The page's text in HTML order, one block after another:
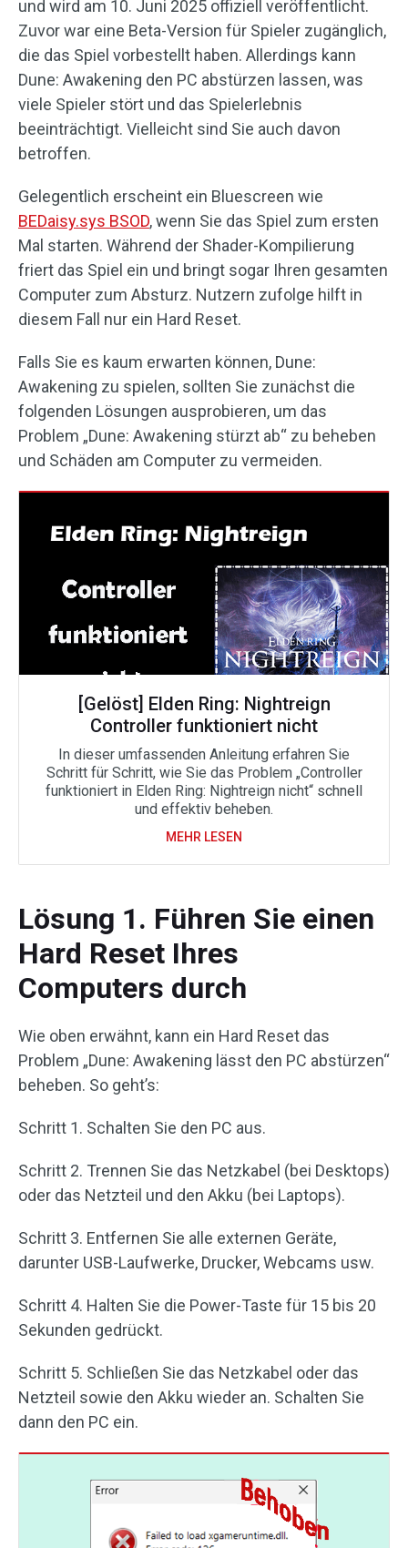
und wird am 10. Juni 2025 offiziell veröffentlicht.
Zuvor war eine Beta-Version für Spieler zugänglich,
die das Spiel vorbestellt haben. Allerdings kann
Dune: Awakening den PC abstürzen lassen, was
viele Spieler stört und das Spielerlebnis
beeinträchtigt. Vielleicht sind Sie auch davon
betroffen.
Gelegentlich erscheint ein Bluescreen wie
BEDaisy.sys BSOD, wenn Sie das Spiel zum ersten
Mal starten. Während der Shader-Kompilierung
friert das Spiel ein und bringt sogar Ihren gesamten
Computer zum Absturz. Nutzern zufolge hilft in
diesem Fall nur ein Hard Reset.
Falls Sie es kaum erwarten können, Dune:
Awakening zu spielen, sollten Sie zunächst die
folgenden Lösungen ausprobieren, um das
Problem „Dune: Awakening stürzt ab“ zu beheben
und Schäden am Computer zu vermeiden.
[Gelöst] Elden Ring: Nightreign
Controller funktioniert nicht
In dieser umfassenden Anleitung erfahren Sie
Schritt für Schritt, wie Sie das Problem „Controller
funktioniert in Elden Ring: Nightreign nicht“ schnell
und effektiv beheben.
MEHR LESEN
Lösung 1. Führen Sie einen
Hard Reset Ihres
Computers durch
Wie oben erwähnt, kann ein Hard Reset das
Problem „Dune: Awakening lässt den PC abstürzen“
beheben. So geht’s:
Schritt 1. Schalten Sie den PC aus.
Schritt 2. Trennen Sie das Netzkabel (bei Desktops)
oder das Netzteil und den Akku (bei Laptops).
Schritt 3. Entfernen Sie alle externen Geräte,
darunter USB-Laufwerke, Drucker, Webcams usw.
Schritt 4. Halten Sie die Power-Taste für 15 bis 20
Sekunden gedrückt.
Schritt 5. Schließen Sie das Netzkabel oder das
Netzteil sowie den Akku wieder an. Schalten Sie
dann den PC ein.